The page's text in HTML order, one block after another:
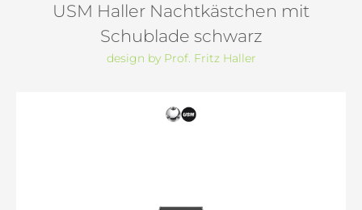
USM Haller Nachtkästchen mit
Schublade schwarz
design by Prof. Fritz Haller